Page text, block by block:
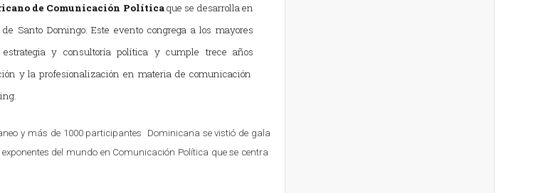
de Comunicación Políticaque se desarrolla en
Santo Domingo. Este evento congrega a los mayores
y consultoría política y cumple trece años
y la profesionalización en materia de comunicación
y más de 1000 participantes Dominicana se vistió de gala
del mundo en Comunicación Política que se centra